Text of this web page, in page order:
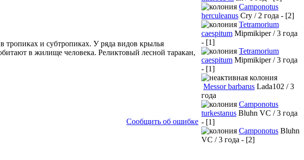
и субтропиках. У ряда видов крылья
в жилище человека. Реликтовый лесной таракан,
Сообщить об ошибке
Camponotus
herculeanus Cry / 2 года - [2]
Tetramorium
caespitum Mipmikiper / 3 года
- [1]
Tetramorium
caespitum Mipmikiper / 3 года
- [1]
Messor barbarus Lada102 / 3
года
Camponotus
turkestanus Bluhn VC / 3 года
- [1]
Camponotus Bluhn
VC / 3 года - [2]